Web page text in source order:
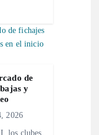
de
y
2026
los clubes